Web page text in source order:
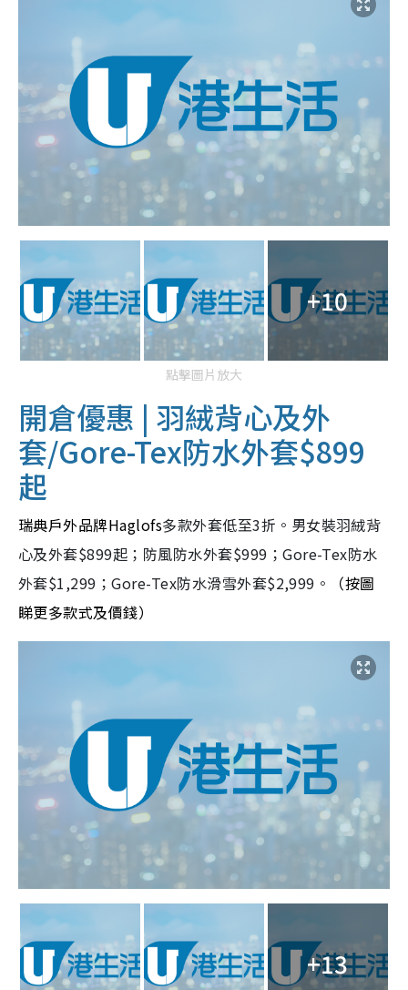
+10
點擊圖片放大
開倉優惠 | 羽絨背心及外
套/Gore-Tex防水外套$899
起
瑞典戶外品牌Haglofs多款外套低至3折。男女裝羽絨背
心及外套$899起；防風防水外套$999；Gore-Tex防水
外套$1,299；Gore-Tex防水滑雪外套$2,999。
（按圖
睇更多款式及價錢）
+13